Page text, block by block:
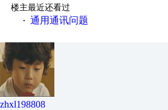
楼主最近还看过
· 通用通讯问题
zhxl198808